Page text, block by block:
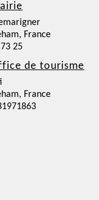
France
25
de tourisme
France